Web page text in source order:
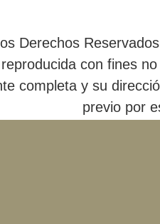
Derechos
con fines
completa y su
previo por